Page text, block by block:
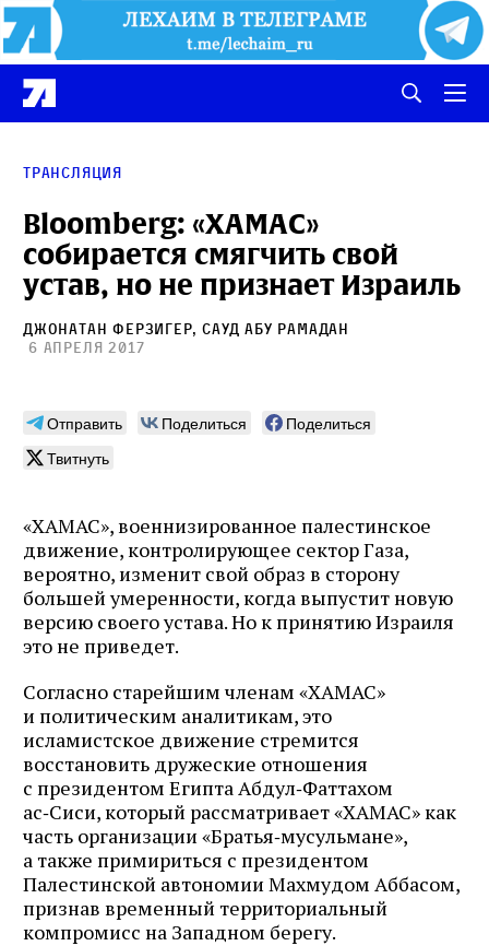
Трансляция
Bloomberg: «ХАМАС»
собирается смягчить свой
устав, но не признает Израиль
Джонатан Ферзигер,Сауд Абу Рамадан
6 апреля 2017
Отправить Поделиться
Поделиться
Твитнуть
«ХАМАС», военнизированное палестинское
движение, контролирующее сектор Газа,
вероятно, изменит свой образ в сторону
большей умеренности, когда выпустит новую
версию своего устава. Но к принятию Израиля
это не приведет.
Согласно старейшим членам «ХАМАС»
и политическим аналитикам, это
исламистское движение стремится
восстановить дружеские отношения
с президентом Египта Абдул‑Фаттахом
ас‑Сиси, который рассматривает «ХАМАС» как
часть организации «Братья‑мусульмане»,
а также примириться с президентом
Палестинской автономии Махмудом Аббасом,
признав временный территориальный
компромисс на Западном берегу.